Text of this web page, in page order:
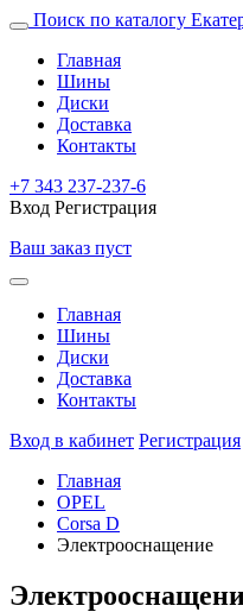
Поиск по каталогу
Главная
Шины
Диски
Доставка
Контакты
+7 343 237-237-6
Вход Регистрация
Ваш заказ пуст
Главная
Шины
Диски
Доставка
Контакты
Вход в кабинет Регистрация
Главная
OPEL
Corsa D
Электрооснащение